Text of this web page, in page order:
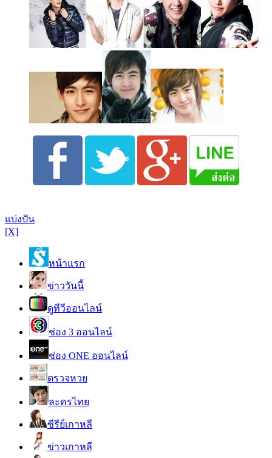
แบ่งปัน
[X]
หน้าแรก
ข่าววันนี้
ดูทีวีออนไลน์
ช่อง 3 ออนไลน์
ช่อง ONE ออนไลน์
ตรวจหวย
ละครไทย
ซีรีย์เกาหลี
ข่าวเกาหลี